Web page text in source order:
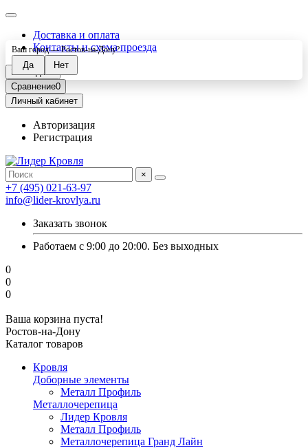
Доставка и оплата
Контакты и схема проезда
Закладки0
Сравнение0
Личный кабинет
Авторизация
Регистрация
×
+7 (495) 021-63-97
info@lider-krovlya.ru
Заказать звонок
Работаем с 9:00 до 20:00. Без выходных
0
0
0
Ваша корзина пуста!
Ростов-на-Дону
Ваш город —Ростов-на-Дону?
Каталог товаров
Кровля
Доборные элементы
Металл Профиль
Металлочерепица
Лидер Кровля
Металл Профиль
Металлочерепица Гранд Лайн